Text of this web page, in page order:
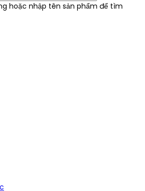
hoặc nhập tên sản phẩm để tìm